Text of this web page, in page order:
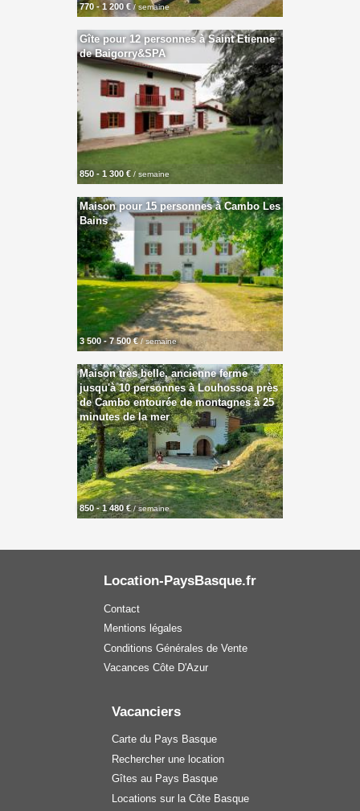
770 - 1 200 €/ semaine
Gîte pour 12 personnes à Saint Etienne
de Baigorry&SPA
850 - 1 300 € / semaine
Maison pour 15 personnes à Cambo Les
Bains
3 500 - 7 500 €/ semaine
Maison très belle, ancienne ferme
jusqu'à 10 personnes à Louhossoa près
de Cambo entourée de montagnes à 25
minutes de la mer
850 - 1 480 €/ semaine
Location-PaysBasque.fr
Contact
Mentions légales
Conditions Générales de Vente
Vacances Côte D'Azur
Vacanciers
Carte du Pays Basque
Rechercher une location
Gîtes au Pays Basque
Locations sur la Côte Basque